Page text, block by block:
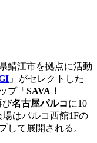
鯖江市を拠点に活動
」がセレクトした
プ「 SAVA！
び名古屋パルコに10
はパルコ西館1Fの
して展開される。